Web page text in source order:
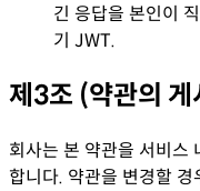
긴 응답을 본인이
기 JWT.
제3조 (약관의 게
회사는 본 약관을 서비스
합니다. 약관을 변경할